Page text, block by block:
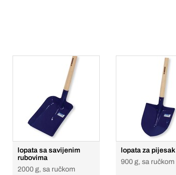
lopata sa savijenim
rubovima
2000 g, sa ručkom
lopata za pijesak
900 g, sa ručkom